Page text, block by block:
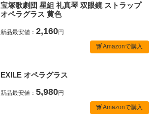
宝塚歌劇団 星組 礼真琴 双眼鏡 ストラップ
オペラグラス 黄色
新品最安値： 2,160円
Amazonで購入
EXILE オペラグラス
新品最安値： 5,980円
Amazonで購入